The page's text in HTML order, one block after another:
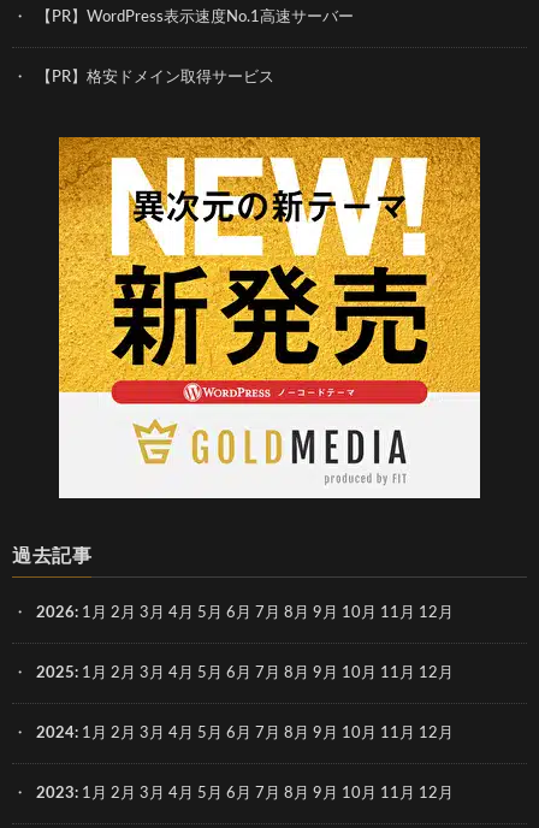
【PR】WordPress表示速度No.1高速サーバー
【PR】格安ドメイン取得サービス
過去記事
2026: 1月 2月 3月 4月 5月 6月 7月 8月 9月 10月 11月 12月
2025: 1月 2月 3月 4月 5月 6月 7月 8月 9月 10月 11月 12月
2024: 1月 2月 3月 4月 5月 6月 7月 8月 9月 10月 11月 12月
2023: 1月 2月 3月 4月 5月 6月 7月 8月 9月 10月 11月 12月